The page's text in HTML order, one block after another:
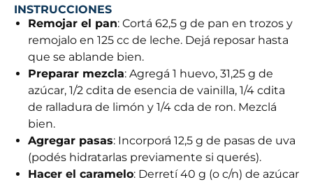
INSTRUCCIONES
Remojar el pan: Cortá 62,5 g de pan en trozos y
remojalo en 125 cc de leche. Dejá reposar hasta
que se ablande bien.
Preparar mezcla: Agregá 1 huevo, 31,25 g de
azúcar, 1/2 cdita de esencia de vainilla, 1/4 cdita
de ralladura de limón y 1/4 cda de ron. Mezclá
bien.
Agregar pasas: Incorporá 12,5 g de pasas de uva
(podés hidratarlas previamente si querés).
Hacer el caramelo: Derretí 40 g (o c/n) de azúcar